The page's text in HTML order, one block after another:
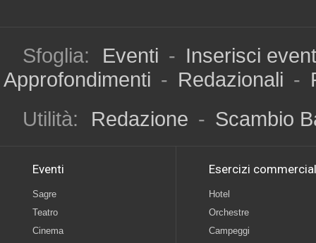
Sfoglia: Eventi - Inserisci
Approfondimenti - Redazionali -
Utilità:
Redazione - Scambio
Eventi
Sagre
Teatro
Cinema
Esercizi
Hotel
Orchestre
Campeggi